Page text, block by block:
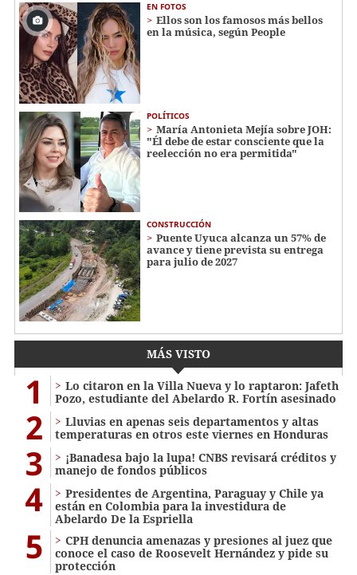
EN FOTOS
Ellos son los famosos más bellos
en la música, según People
POLÍTICOS
María Antonieta Mejía sobre JOH:
"Él debe de estar consciente que la
reelección no era permitida"
CONSTRUCCIÓN
Puente Uyuca alcanza un 57% de
avance y tiene prevista su entrega
para julio de 2027
MÁS VISTO
1
Lo citaron en la Villa Nueva y lo raptaron: Jafeth
Pozo, estudiante del Abelardo R. Fortín asesinado
2
Lluvias en apenas seis departamentos y altas
temperaturas en otros este viernes en Honduras
3
¡Banadesa bajo la lupa! CNBS revisará créditos y
manejo de fondos públicos
4
Presidentes de Argentina, Paraguay y Chile ya
están en Colombia para la investidura de
Abelardo De la Espriella
5
CPH denuncia amenazas y presiones al juez que
conoce el caso de Roosevelt Hernández y pide su
protección